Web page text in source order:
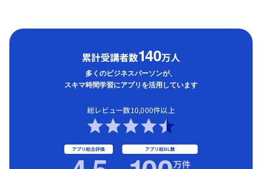
累計受講者数140万人
多くのビジネスパーソンが、
スキマ時間学習にアプリを活用しています
総レビュー数10,000件以上
アプリ総合評価 アプリ総DL数
万件